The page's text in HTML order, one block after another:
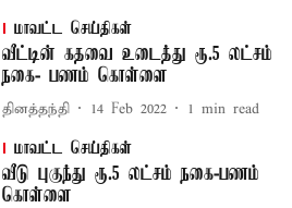
மாவட்ட செய்திகள்
வீட்டின் கதவை உடைத்து ரூ.5 லட்சம்
நகை- பணம் கொள்ளை
தினத்தந்தி 14 Feb 2022 1 min read
மாவட்ட செய்திகள்
வீடு புகுந்து ரூ.5 லட்சம் நகை-பணம்
கொள்ளை